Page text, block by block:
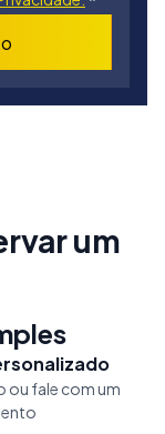
um
ou fale com um